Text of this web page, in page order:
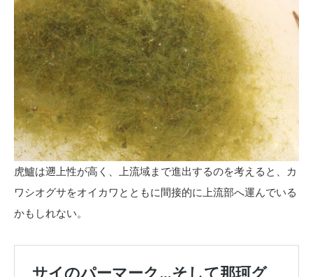
虎鱸は遡上性が高く、上流域まで進出するのを考えると、カ
ワシオグサをオイカワとともに間接的に上流部へ運んでいる
かもしれない。